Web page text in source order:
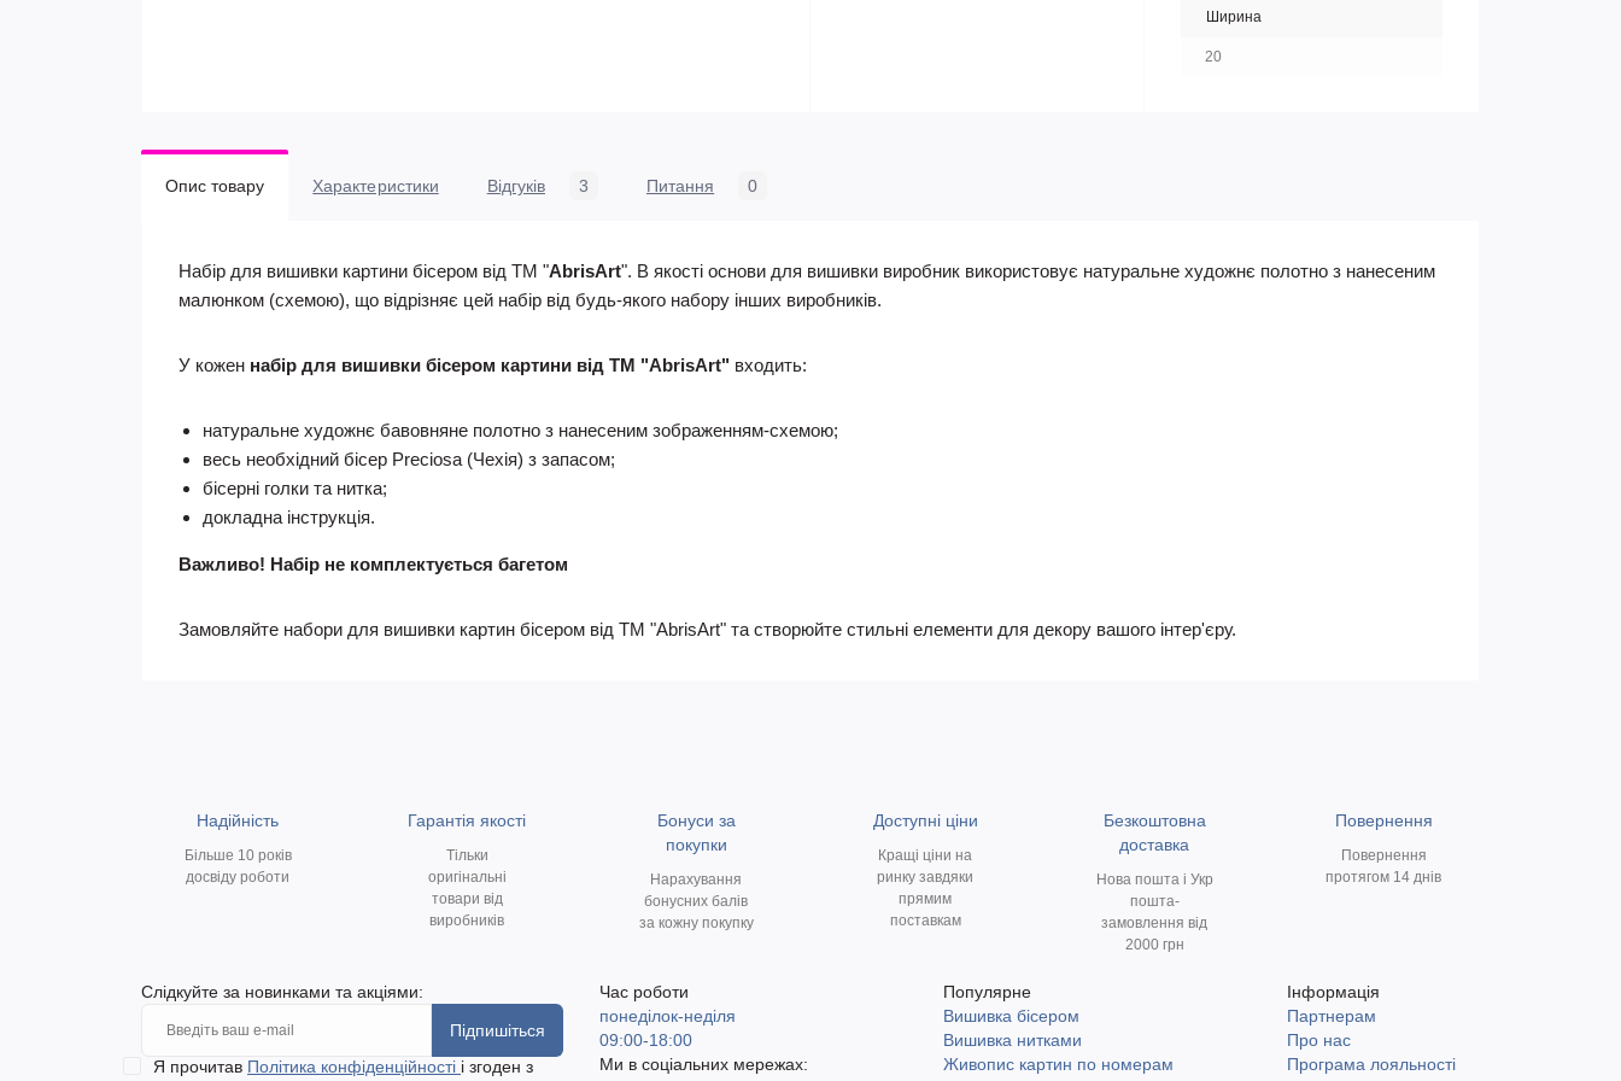
Ширина
20
Опис товару Характеристики Відгуків 3 Питання 0
Набір для вишивки картини бісером від ТМ "AbrisArt". В якості основи для вишивки виробник використовує натуральне художнє полотно з нанесеним
малюнком (схемою), що відрізняє цей набір від будь-якого набору інших виробників.
У кожен набір для вишивки бісером картини від ТМ "AbrisArt" входить:
натуральне художнє бавовняне полотно з нанесеним зображенням-схемою;
весь необхідний бісер Preciosa (Чехія) з запасом;
бісерні голки та нитка;
докладна інструкція.
Важливо! Набір не комплектується багетом
Замовляйте набори для вишивки картин бісером від ТМ "AbrisArt" та створюйте стильні елементи для декору вашого інтер'єру.
Надійність
Більше 10 років
досвіду роботи
Гарантія якості
Тільки
оригінальні
товари від
виробників
Бонуси за
покупки
Нарахування
бонусних балів
за кожну покупку
Доступні ціни
Кращі ціни на
ринку завдяки
прямим
поставкам
Безкоштовна
доставка
Нова пошта і Укр
пошта-
замовлення від
2000 грн
Повернення
Повернення
протягом 14 днів
Слідкуйте за новинками та акціями:
Підпишіться
Я прочитав Політика конфіденційності і згоден з
Час роботи
понеділок-неділя
09:00-18:00
Ми в соціальних мережах:
Популярне
Вишивка бісером
Вишивка нитками
Живопис картин по номерам
Інформація
Партнерам
Про нас
Програма лояльності